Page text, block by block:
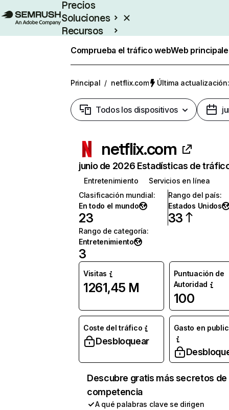
Precios
Soluciones
Recursos
Comprueba el tráfico webWeb
Principal / netflix.com Última
Todos los dispositivos
netflix.com
junio de 2026 Estadísticas de
Entretenimiento
Servicios en línea
Clasificación mundial:
En todo el mundo
23
Rango del país:
Estados Unidos
33
Rango de categoría:
Entretenimiento
3
Visitas
1261,45 M
Puntuación de
Autoridad
100
Coste del tráfico
Desbloquear
Gasto en
Descubre gratis más secretos de
competencia
A qué palabras clave se dirigen